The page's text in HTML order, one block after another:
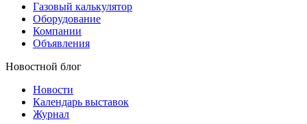
Газовый калькулятор
Оборудование
Компании
Объявления
Новостной блог
Новости
Календарь выставок
Журнал